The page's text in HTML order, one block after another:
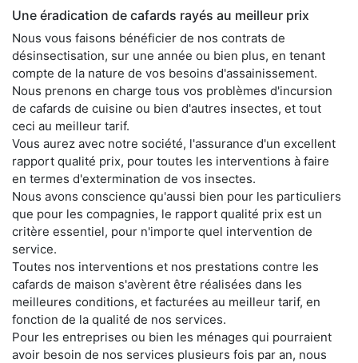
Une éradication de cafards rayés au meilleur prix
Nous vous faisons bénéficier de nos contrats de
désinsectisation, sur une année ou bien plus, en tenant
compte de la nature de vos besoins d'assainissement.
Nous prenons en charge tous vos problèmes d'incursion
de cafards de cuisine ou bien d'autres insectes, et tout
ceci au meilleur tarif.
Vous aurez avec notre société, l'assurance d'un excellent
rapport qualité prix, pour toutes les interventions à faire
en termes d'extermination de vos insectes.
Nous avons conscience qu'aussi bien pour les particuliers
que pour les compagnies, le rapport qualité prix est un
critère essentiel, pour n'importe quel intervention de
service.
Toutes nos interventions et nos prestations contre les
cafards de maison s'avèrent être réalisées dans les
meilleures conditions, et facturées au meilleur tarif, en
fonction de la qualité de nos services.
Pour les entreprises ou bien les ménages qui pourraient
avoir besoin de nos services plusieurs fois par an, nous